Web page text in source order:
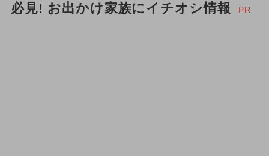
必見! お出かけ家族にイチオシ情報 PR